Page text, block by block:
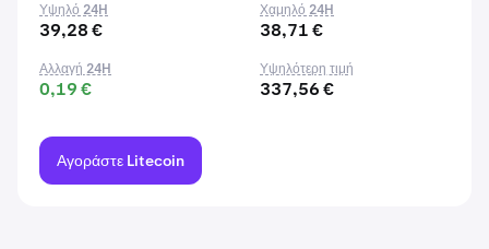
Υψηλό 24H
39,28 €
Χαμηλό 24H
38,71 €
Αλλαγή 24H
0,19 €
Υψηλότερη τιμή
337,56 €
Αγοράστε Litecoin